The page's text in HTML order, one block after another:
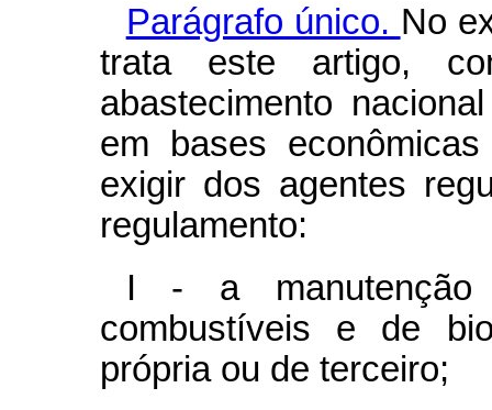
Parágrafo único. No
trata este artigo,
abastecimento
em bases
exigir dos agentes
regulamento:
I - a manutenção
combustíveis e de
própria ou de terceiro;